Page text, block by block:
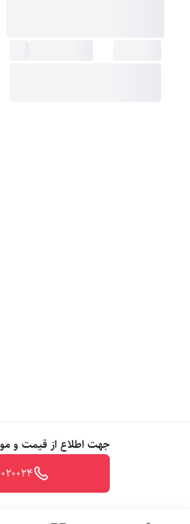
جهت اطلاع از قیمت و